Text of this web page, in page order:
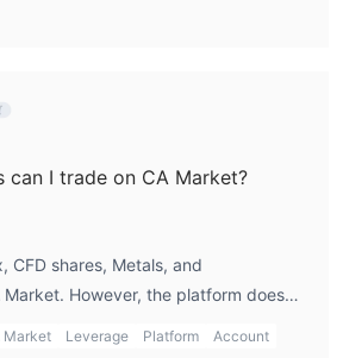
can I trade on CA Market?
CFD shares, Metals, and
Market. However, the platform does
stocks, indices, ETFs, or
Market Leverage Platform
Account